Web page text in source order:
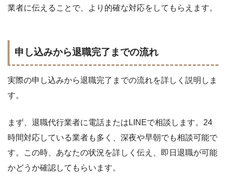
業者に伝えることで、より的確な対応をしてもらえます。
申し込みから退職完了までの流れ
実際の申し込みから退職完了までの流れを詳しく説明しま
す。
まず、退職代行業者に電話またはLINEで相談します。24
時間対応している業者も多く、深夜や早朝でも相談可能で
す。この時、あなたの状況を詳しく伝え、即日退職が可能
かどうか確認してもらいます。